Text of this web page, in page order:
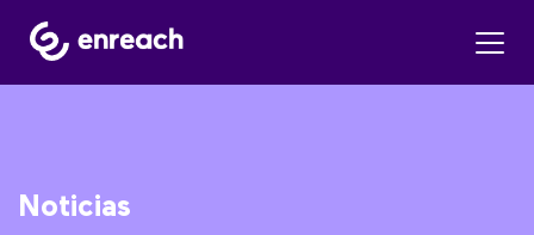
Noticias